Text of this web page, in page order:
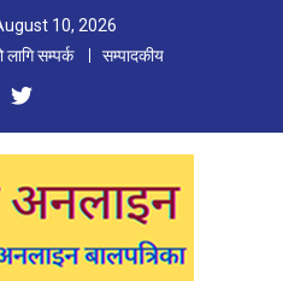
10, 2026
लागि सम्पर्क सम्पादकीय